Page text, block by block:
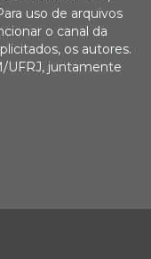
uso de arquivos
o canal da
os autores.
UFRJ, juntamente